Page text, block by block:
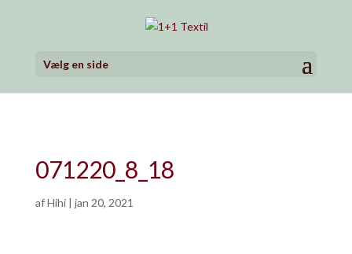
Vælg en side
071220_8_18
afHihi| jan 20, 2021